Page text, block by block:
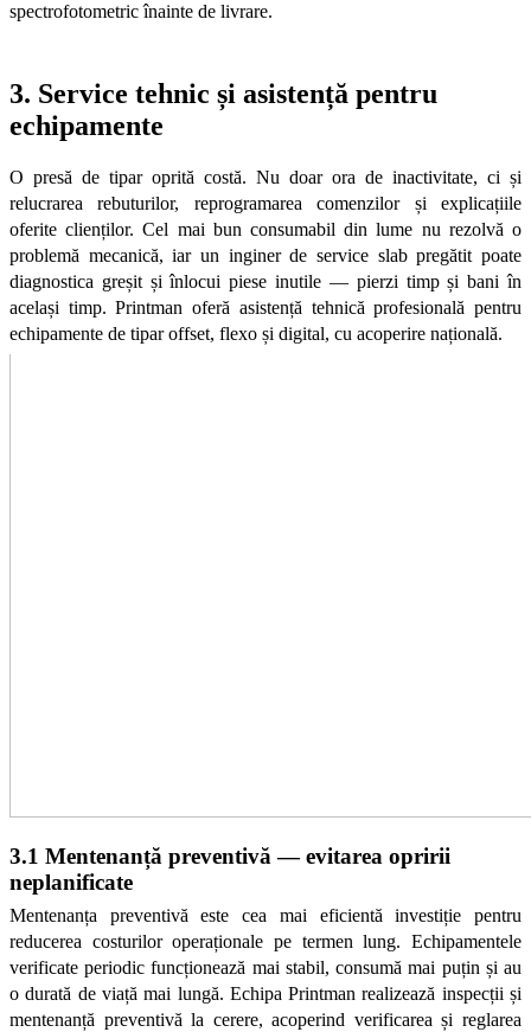
spectrofotometric înainte de livrare.
3. Service tehnic și asistență pentru
echipamente
O presă de tipar oprită costă. Nu doar ora de inactivitate, ci și
relucrarea rebuturilor, reprogramarea comenzilor și explicațiile
oferite clienților. Cel mai bun consumabil din lume nu rezolvă o
problemă mecanică, iar un inginer de service slab pregătit poate
diagnostica greșit și înlocui piese inutile — pierzi timp și bani în
același timp. Printman oferă asistență tehnică profesională pentru
echipamente de tipar offset, flexo și digital, cu acoperire națională.
3.1 Mentenanță preventivă — evitarea opririi
neplanificate
Mentenanța preventivă este cea mai eficientă investiție pentru
reducerea costurilor operaționale pe termen lung. Echipamentele
verificate periodic funcționează mai stabil, consumă mai puțin și au
o durată de viață mai lungă. Echipa Printman realizează inspecții și
mentenanță preventivă la cerere, acoperind verificarea și reglarea